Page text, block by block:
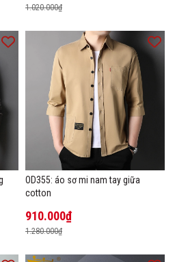
1.020.000₫
OD355: áo sơ mi nam tay giữa
cotton
910.000₫
1.280.000₫